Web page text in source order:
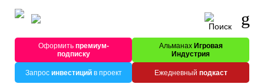
Оформитьпремиум-
подписку
Альманах Игровая
Индустрия
Запрос инвестицийв проект Ежедневный подкаст